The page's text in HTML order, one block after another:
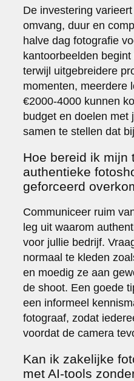
De investering
omvang, duur en
halve dag fotografie
kantoorbeelden
terwijl uitgebreidere
momenten, meerdere
€2000-4000 kunnen
budget en doelen met
samen te stellen dat
Hoe bereid ik mijn
authentieke
geforceerd
Communiceer ruim
leg uit waarom
voor jullie bedrijf.
normaal te kleden
en moedig ze aan
de shoot. Een goede
een informeel
fotograaf, zodat
voordat de camera
Kan ik zakelijke
met AI-tools